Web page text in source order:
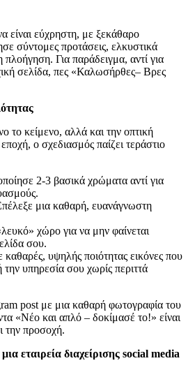
είναι εύχρηστη, με ξεκάθαρο
σύντομες προτάσεις, ελκυστικά
πλοήγηση. Για παράδειγμα, αντί για
σελίδα, πες «Καλωσήρθες– Βρες
το κείμενο, αλλά και την οπτική
ο σχεδιασμός παίζει τεράστιο
2-3 βασικά χρώματα αντί για
μια καθαρή, ευανάγνωστη
χώρο για να μην φαίνεται
σου.
υψηλής ποιότητας εικόνες που
την υπηρεσία σου χωρίς περιττά
post με μια καθαρή φωτογραφία του
«Νέο και απλό – δοκίμασέ το!» είναι
την προσοχή.
εταιρεία διαχείρισης social media